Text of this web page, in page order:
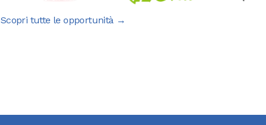
Scopri tutte le opportunità →